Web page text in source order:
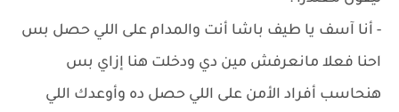
- أنا آسف يا طيف باشا أنت والمدام على اللي حصل بس
احنا فعلا مانعرفش مين دي ودخلت هنا إزاي بس
هنحاسب أفراد الأمن على اللي حصل ده وأوعدك اللي